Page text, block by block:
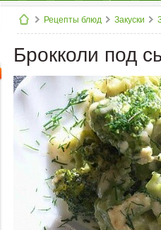
Рецепты блюд Закуски
Брокколи под